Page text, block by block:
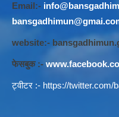
Email:-
website:-
फेसबुक :-
ट्वीटर :- https://twitter.com/